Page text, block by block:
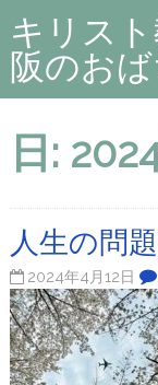
キリス
阪のお
日:
人生の問
2024年4月12日